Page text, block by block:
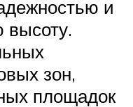
и
высоту.
зон,
площадок